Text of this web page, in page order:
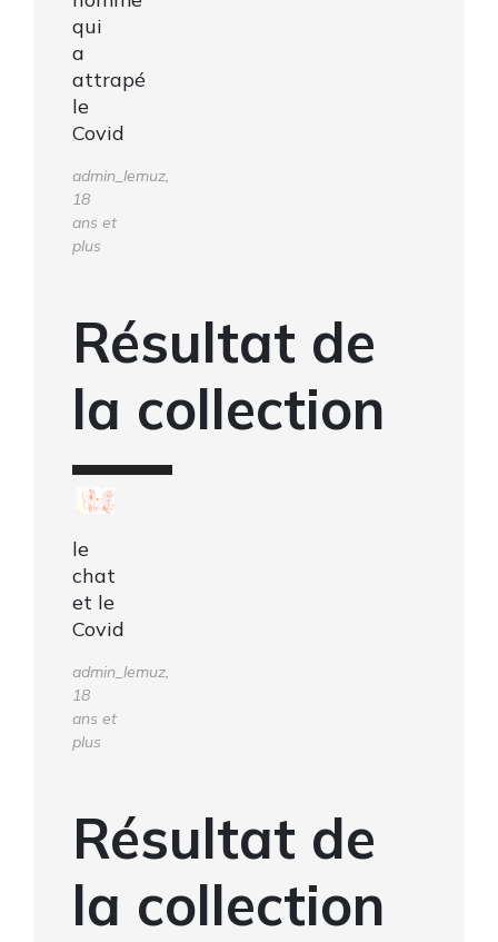
qui
a
attrapé
le
Covid
admin_lemuz,
18
ans et
plus
Résultat de
la collection
le
chat
et le
Covid
admin_lemuz,
18
ans et
plus
Résultat de
la collection